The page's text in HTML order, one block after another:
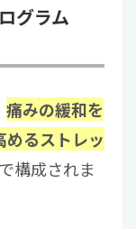
グラム
痛みの緩和を
めるストレッ
で構成されま